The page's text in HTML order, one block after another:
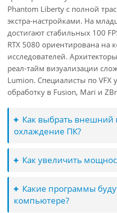
Phantom Liberty с полной
экстра-настройками. На
достигают стабильных 100
RTX 5080 ориентирована на
исследователей.
реал-тайм визуализации
Lumion. Специалисты по VFX
обработку в Fusion, Mari и
Как выбрать внешний
охлаждение ПК?
Как увеличить
Какие программы
компьютере?